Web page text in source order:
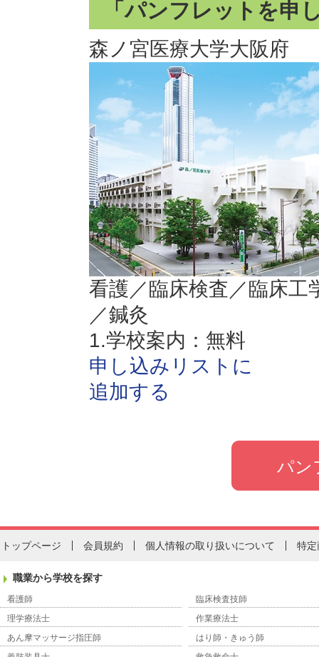
「パンフレットを申
森ノ宮医療大学大阪府
看護／臨床検査／臨床工
／鍼灸
1.学校案内：無料
申し込みリストに
追加する
トップページ 会員規約 個人情報の取り扱いについて 特定
職業から学校を探す
看護師
臨床検査技師
理学療法士
作業療法士
あん摩マッサージ指圧師
はり師・きゅう師